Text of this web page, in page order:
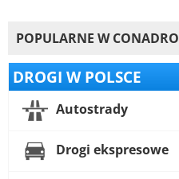
POPULARNE W
DROGI W POLSCE
Autostrady
Drogi ekspresowe